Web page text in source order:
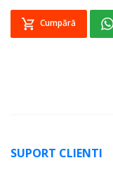
Cumpără
SUPORT CLIENTI